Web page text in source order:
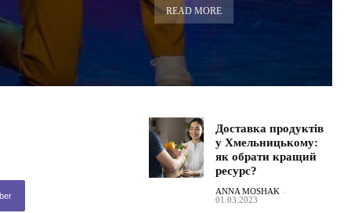
READ MORE
Доставка продуктів
у Хмельницькому:
як обрати кращий
ресурс?
ANNA MOSHAK -
01.03.2023